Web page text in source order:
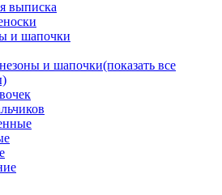
выписка
и шапочки
и шапочки(показать все